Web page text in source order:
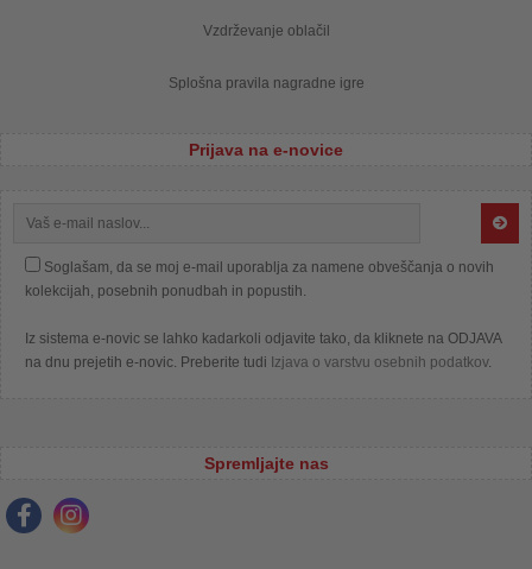
Vzdrževanje oblačil
Splošna pravila nagradne igre
Prijava na e-novice
Soglašam, da se moj e-mail uporablja za namene obveščanja o novih
kolekcijah, posebnih ponudbah in popustih.
Iz sistema e-novic se lahko kadarkoli odjavite tako, da kliknete na ODJAVA
na dnu prejetih e-novic. Preberite tudi Izjava o varstvu osebnih podatkov.
Spremljajte nas